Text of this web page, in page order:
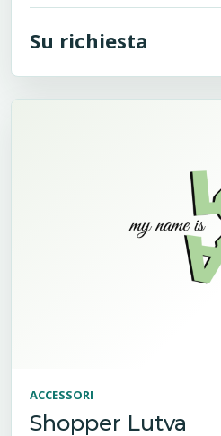
Su richiesta
ACCESSORI
Shopper Lutva